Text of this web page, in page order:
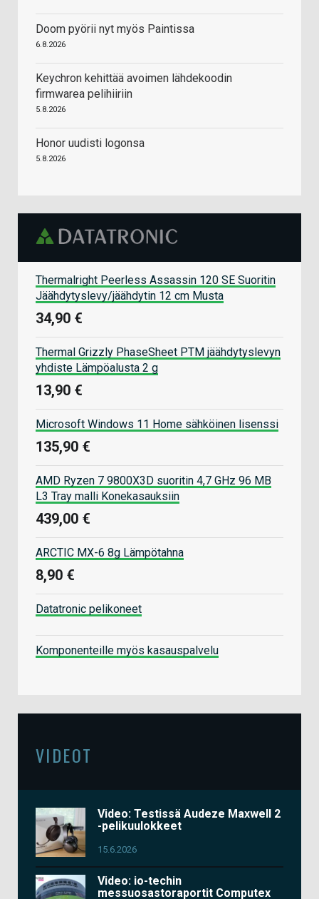
Doom pyörii nyt myös Paintissa
6.8.2026
Keychron kehittää avoimen lähdekoodin
firmwarea pelihiiriin
5.8.2026
Honor uudisti logonsa
5.8.2026
Thermalright Peerless Assassin 120 SE Suoritin
Jäähdytyslevy/jäähdytin 12 cm Musta
34,90 €
Thermal Grizzly PhaseSheet PTM jäähdytyslevyn
yhdiste Lämpöalusta 2 g
13,90 €
Microsoft Windows 11 Home sähköinen lisenssi
135,90 €
AMD Ryzen 7 9800X3D suoritin 4,7 GHz 96 MB
L3 Tray malli Konekasauksiin
439,00 €
ARCTIC MX-6 8g Lämpötahna
8,90 €
Datatronic pelikoneet
Komponenteille myös kasauspalvelu
VIDEOT
Video: Testissä Audeze Maxwell 2
-pelikuulokkeet
15.6.2026
Video: io-techin
messuosastoraportit Computex